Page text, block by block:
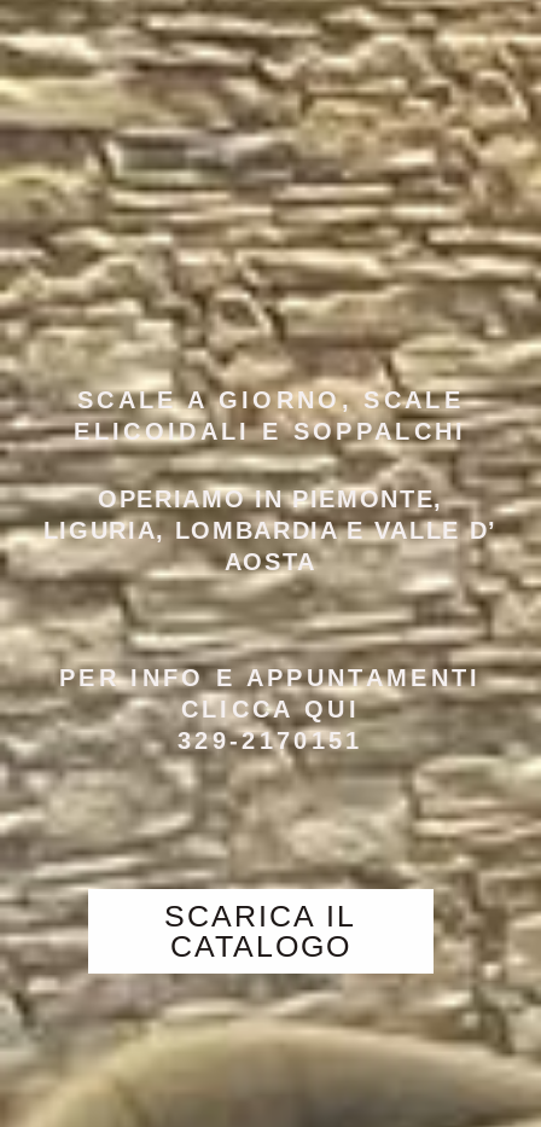
SCALE A GIORNO, SCALE
ELICOIDALI E SOPPALCHI
OPERIAMO IN PIEMONTE,
LIGURIA, LOMBARDIA E VALLE D’
AOSTA
PER INFO E APPUNTAMENTI
CLICCA QUI
329-2170151
SCARICA IL
CATALOGO